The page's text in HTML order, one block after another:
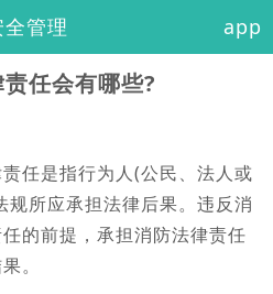
全管理 app
任会有哪些?
是指行为人(公民、法人或
所应承担法律后果。违反消
的前提，承担消防法律责任
。